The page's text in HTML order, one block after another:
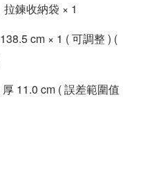
拉鍊收納袋 × 1
138.5 cm × 1 ( 可調整 ) (
厚 11.0 cm ( 誤差範圍值